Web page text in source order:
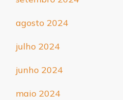
agosto 2024
julho 2024
junho 2024
maio 2024